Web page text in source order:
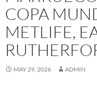
COPA
METLIFE,
MAY 29, 2026 ADMIN